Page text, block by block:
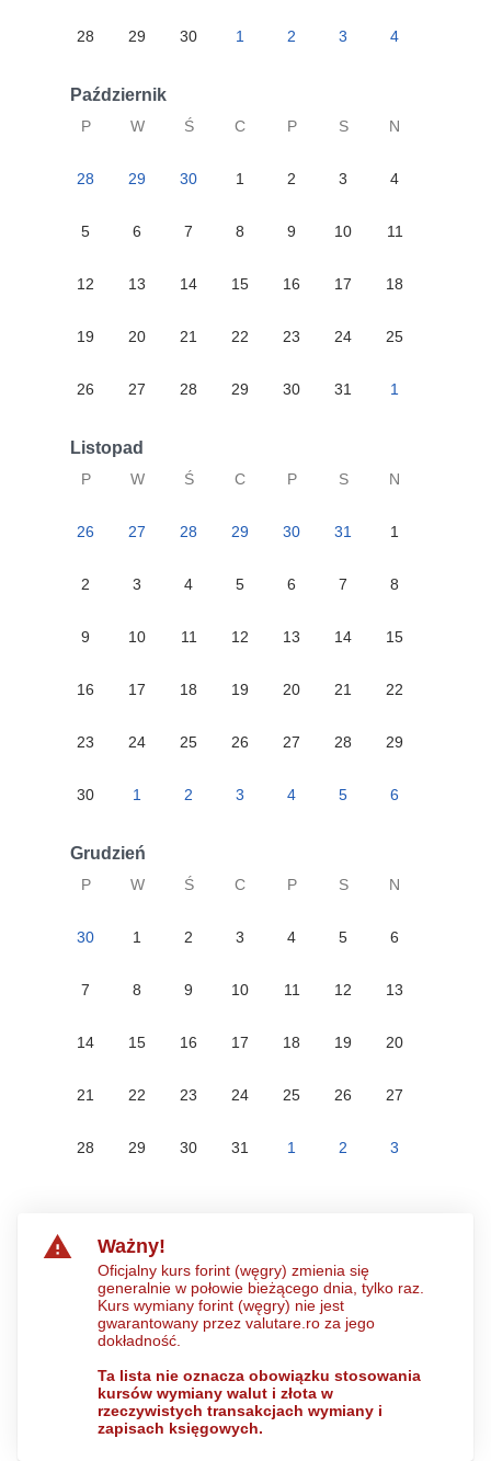
28 29 30 1 2 3 4
Październik
P W Ś C P S N
28 29 30 1 2 3 4
5 6 7 8 9 10 11
12 13 14 15 16 17 18
19 20 21 22 23 24 25
26 27 28 29 30 31 1
Listopad
P W Ś C P S N
26 27 28 29 30 31 1
2 3 4 5 6 7 8
9 10 11 12 13 14 15
16 17 18 19 20 21 22
23 24 25 26 27 28 29
30 1 2 3 4 5 6
Grudzień
P W Ś C P S N
30 1 2 3 4 5 6
7 8 9 10 11 12 13
14 15 16 17 18 19 20
21 22 23 24 25 26 27
28 29 30 31 1 2 3
Ważny!
Oficjalny kurs forint (węgry) zmienia się
generalnie w połowie bieżącego dnia, tylko raz.
Kurs wymiany forint (węgry) nie jest
gwarantowany przez valutare.ro za jego
dokładność.
Ta lista nie oznacza obowiązku stosowania
kursów wymiany walut i złota w
rzeczywistych transakcjach wymiany i
zapisach księgowych.